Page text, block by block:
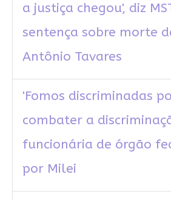
a justiça chegou', diz
sentença sobre morte
Antônio Tavares
'Fomos discriminadas
combater a
funcionária de órgão
por Milei